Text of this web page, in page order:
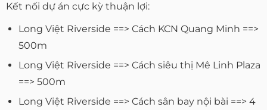
Kết nối dự án cực kỳ thuận lợi:
Long Việt Riverside ==> Cách KCN Quang Minh ==>
500m
Long Việt Riverside ==> Cách siêu thị Mê Linh Plaza
==> 500m
Long Việt Riverside ==> Cách sân bay nội bài ==> 4